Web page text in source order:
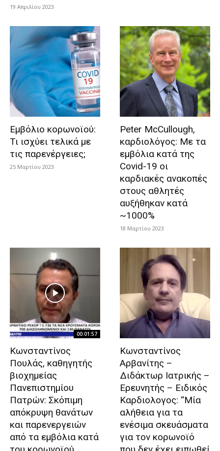
19 Απριλίου 2023
Εμβόλιο κορωνοϊού:
Τι ισχύει τελικά με
τις παρενέργειες;
25 Μαρτίου 2023
Peter McCullough,
καρδιολόγος: Με τα
εμβόλια κατά της
Covid-19 οι
καρδιακές ανακοπές
στους αθλητές
αυξήθηκαν κατά
~1000%
18 Μαρτίου 2023
00:01:57
Κωνσταντίνος
Πουλάς, καθηγητής
βιοχημείας
Πανεπιστημίου
Πατρών: Σκόπιμη
απόκρυψη θανάτων
και παρενεργειών
από τα εμβόλια κατά
Κωνσταντίνος
Αρβανίτης –
Διδάκτωρ Ιατρικής –
Ερευνητής – Ειδικός
Καρδιολογος: “Μία
αλήθεια για τα
ενέσιμα σκευάσματα
για τον κορωνοϊό